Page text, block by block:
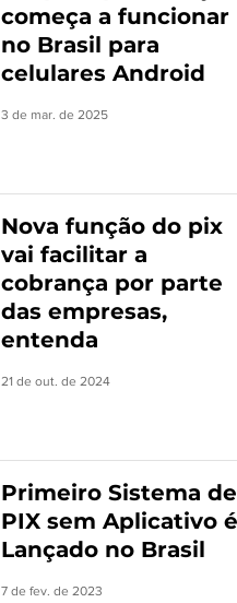
começa a funcionar
no Brasil para
celulares Android
3 de mar. de 2025
Nova função do pix
vai facilitar a
cobrança por parte
das empresas,
entenda
21 de out. de 2024
Primeiro Sistema de
PIX sem Aplicativo é
Lançado no Brasil
7 de fev. de 2023